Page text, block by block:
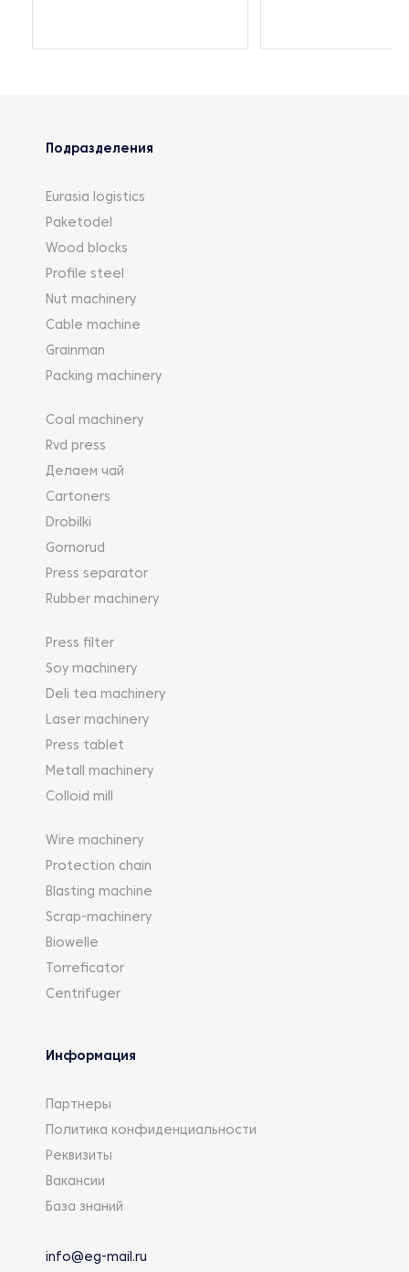
Подразделения
Eurasia logistics
Paketodel
Wood blocks
Profile steel
Nut machinery
Cable machine
Grainman
Packing machinery
Coal machinery
Rvd press
Делаем чай
Cartoners
Drobilki
Gornorud
Press separator
Rubber machinery
Press filter
Soy machinery
Deli tea machinery
Laser machinery
Press tablet
Metall machinery
Colloid mill
Wire machinery
Protection chain
Blasting machine
Scrap-machinery
Biowelle
Torreficator
Centrifuger
Информация
Партнеры
Политика конфиденциальности
Реквизиты
Вакансии
База знаний
info@eg-mail.ru